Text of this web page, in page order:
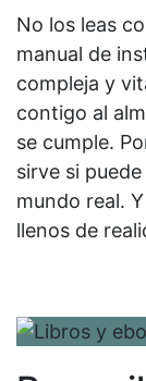
No los leas
manual de
compleja y
contigo al
se cumple.
sirve si
mundo real.
llenos de